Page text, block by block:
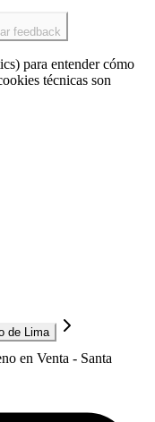
feedback
para entender cómo
técnicas son
de Lima
en Venta - Santa